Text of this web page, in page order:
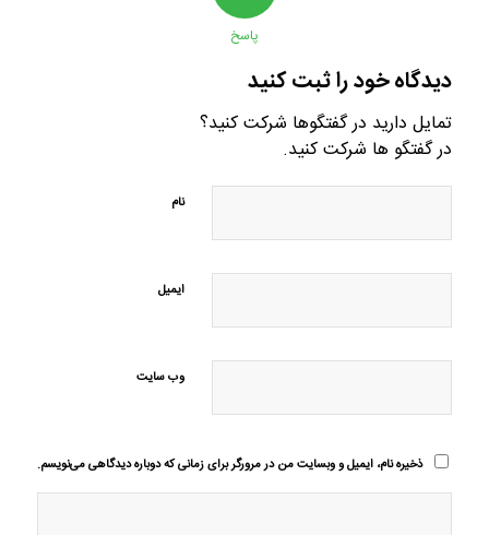
پاسخ
دیدگاه خود را ثبت کنید
تمایل دارید در گفتگوها شرکت کنید؟
در گفتگو ها شرکت کنید.
نام
ایمیل
وب‌ سایت
ذخیره نام، ایمیل و وبسایت من در مرورگر برای زمانی که دوباره دیدگاهی می‌نویسم.